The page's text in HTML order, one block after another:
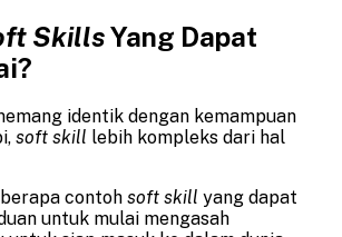
SkillsYang Dapat
identik dengan kemampuan
soft skill lebih kompleks dari hal
contoh soft skill yang dapat
untuk mulai mengasah